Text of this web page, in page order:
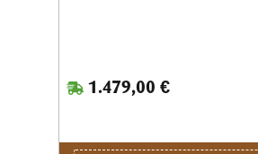
1.479,00 €